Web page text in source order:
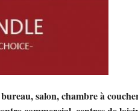
salon, chambre à